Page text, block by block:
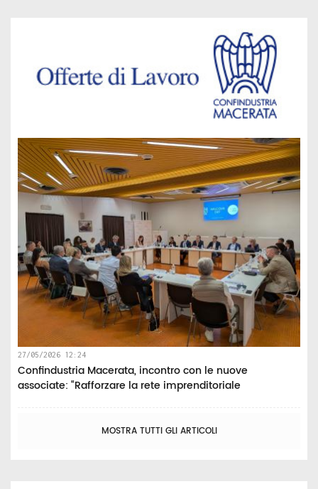
27/05/2026 12:24
Confindustria Macerata, incontro con le nuove
associate: “Rafforzare la rete imprenditoriale
MOSTRA TUTTI GLI ARTICOLI